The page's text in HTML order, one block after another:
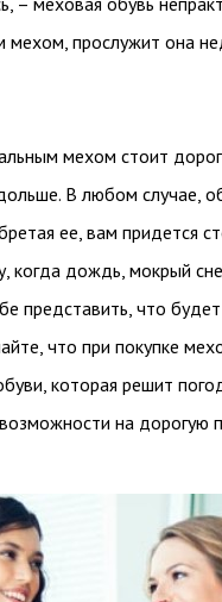
мехом, прослужит она
мехом стоит
В любом случае,
ее, вам придется
когда дождь, мокрый
представить, что
что при покупке
которая решит
на дорогую